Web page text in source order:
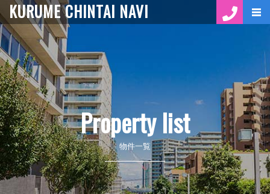
KURUME CHINTAI NAVI
Property list
物件一覧